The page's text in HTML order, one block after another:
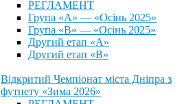
РЕГЛАМЕНТ
Група «А» — «Осінь 2025»
Група «В» — «Осінь 2025»
Другий етап «А»
Другий етап «В»
Відкритий Чемпіонат міста Дніпра з
футнету «Зима 2026»